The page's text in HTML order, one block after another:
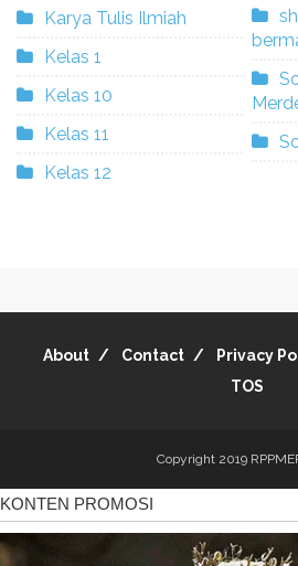
Karya Tulis Ilmiah
Kelas 1
Kelas 10
Kelas 11
Kelas 12
About Contact Privacy
TOS
Copyright 2019